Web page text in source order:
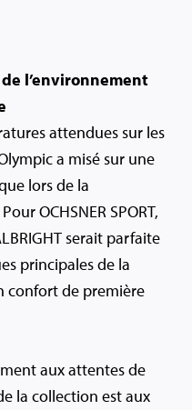
l’environnement
attendues sur les
a misé sur une
lors de la
OCHSNER SPORT,
serait parfaite
principales de la
confort de première
aux attentes de
la collection est aux